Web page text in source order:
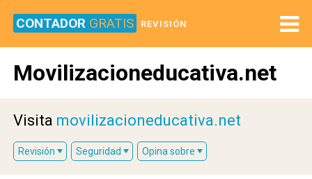
CONTADOR GRATIS REVISIÓN
Movilizacioneducativa.net
Visita movilizacioneducativa.net
Revisión Seguridad Opina sobre